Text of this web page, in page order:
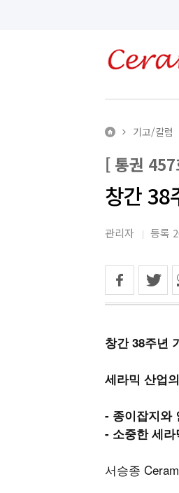
기고/칼럼
[ 통권
창간 38
관리자 등록
창간 38주년
세라믹 산업
- 종이잡지와
- 소중한 세
서승종